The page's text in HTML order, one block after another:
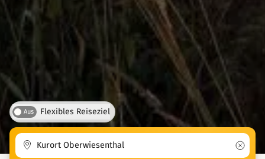
Aus Flexibles Reiseziel